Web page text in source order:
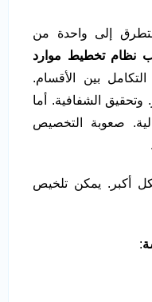
إلى واحدة من
نظام تخطيط موارد
بين الأقسام.
وتحقيق الشفافية. أما
صعوبة التخصيص
أكبر. يمكن تلخيص
: